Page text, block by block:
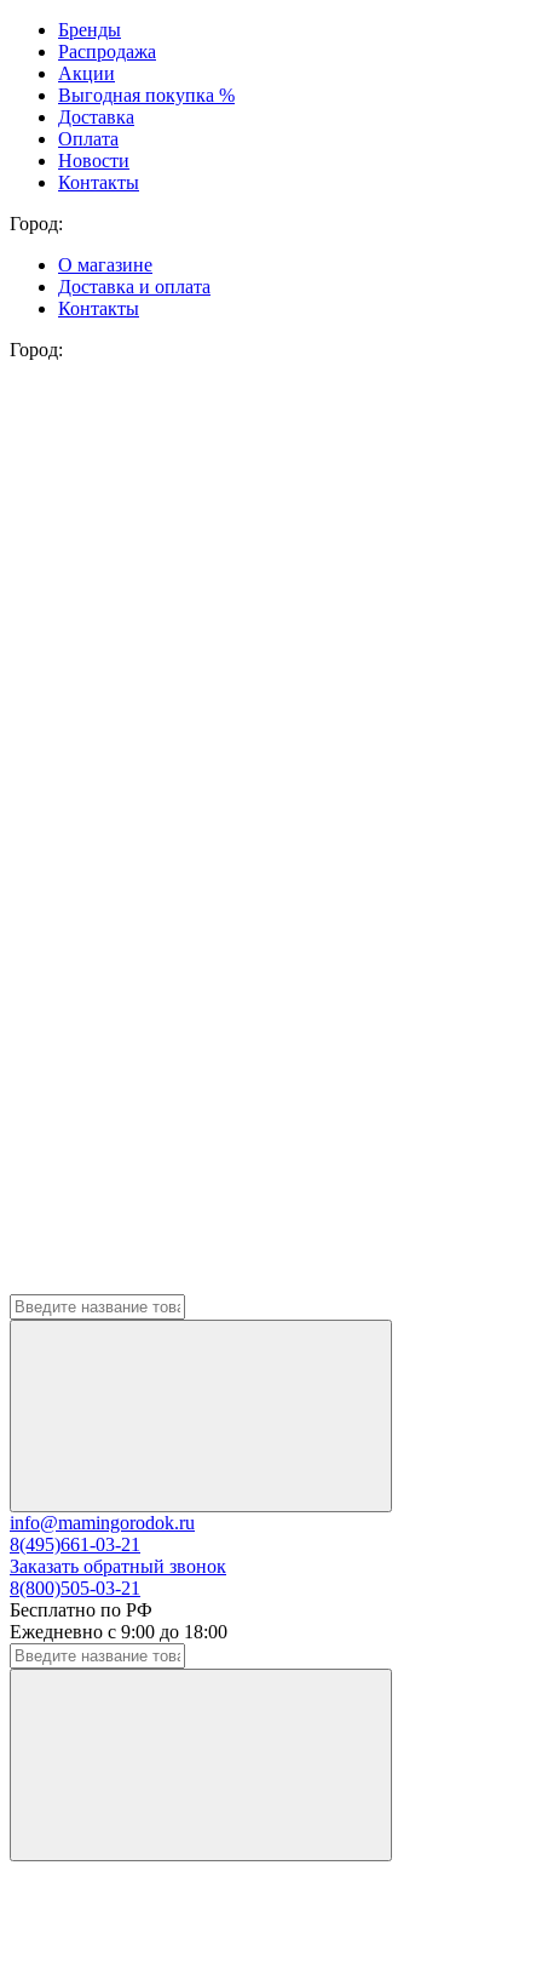
Бренды
Распродажа
Акции
Выгодная покупка %
Доставка
Оплата
Новости
Контакты
Город:
О магазине
Доставка и оплата
Контакты
Город:
info@mamingorodok.ru
8(495)661-03-21
Заказать обратный звонок
8(800)505-03-21
Бесплатно по РФ
Ежедневно с 9:00 до 18:00